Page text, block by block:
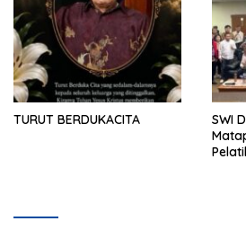
TURUT BERDUKACITA
SWI